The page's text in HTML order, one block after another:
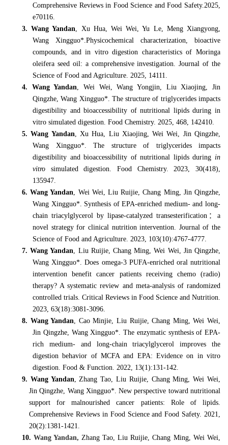
Comprehensive Reviews in Food Science and Food Safety.2025,
e70116.
3. Wang Yandan, Xu Hua, Wei Wei, Yu Le, Meng Xiangyong,
Wang Xingguo*.Physicochemical characterization, bioactive
compounds, and in vitro digestion characteristics of Moringa
oleifera seed oil: a comprehensive investigation. Journal of the
Science of Food and Agriculture. 2025, 14111.
4. Wang Yandan, Wei Wei, Wang Yongjin, Liu Xiaojing, Jin
Qingzhe, Wang Xingguo*. The structure of triglycerides impacts
digestibility and bioaccessibility of nutritional lipids during in
vitro simulated digestion. Food Chemistry. 2025, 468, 142410.
5. Wang Yandan, Xu Hua, Liu Xiaojing, Wei Wei, Jin Qingzhe,
Wang Xingguo*. The structure of triglycerides impacts
digestibility and bioaccessibility of nutritional lipids during in
vitro simulated digestion. Food Chemistry. 2023, 30(418),
135947.
6. Wang Yandan, Wei Wei, Liu Ruijie, Chang Ming, Jin Qingzhe,
Wang Xingguo*. Synthesis of EPA-enriched medium- and long-
chain triacylglycerol by lipase-catalyzed transesterification ： a
novel strategy for clinical nutrition intervention. Journal of the
Science of Food and Agriculture. 2023, 103(10):4767-4777.
7. Wang Yandan, Liu Ruijie, Chang Ming, Wei Wei, Jin Qingzhe,
Wang Xingguo*. Does omega-3 PUFA-enriched oral nutritional
intervention benefit cancer patients receiving chemo (radio)
therapy? A systematic review and meta-analysis of randomized
controlled trials. Critical Reviews in Food Science and Nutrition.
2023, 63(18):3081-3096.
8. Wang Yandan, Cao Minjie, Liu Ruijie, Chang Ming, Wei Wei,
Jin Qingzhe, Wang Xingguo*. The enzymatic synthesis of EPA-
rich medium- and long-chain triacylglycerol improves the
digestion behavior of MCFA and EPA: Evidence on in vitro
digestion. Food & Function. 2022, 13(1):131-142.
9. Wang Yandan, Zhang Tao, Liu Ruijie, Chang Ming, Wei Wei,
Jin Qingzhe, Wang Xingguo*. New perspective toward nutritional
support for malnourished cancer patients: Role of lipids.
Comprehensive Reviews in Food Science and Food Safety. 2021,
20(2):1381-1421.
10.Wang Yandan, Zhang Tao, Liu Ruijie, Chang Ming, Wei Wei,